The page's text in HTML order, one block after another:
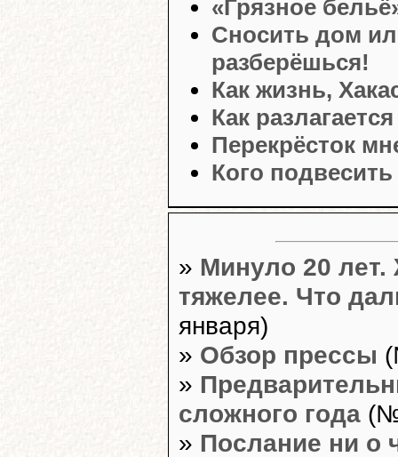
«Грязное
Сносить дом
разберёшься!
Как жизнь,
Как
Перекрёсток
Кого
» Минуло 20 лет.
тяжелее. Что
января)
» Обзор прессы
»
сложного года
» Послание ни о